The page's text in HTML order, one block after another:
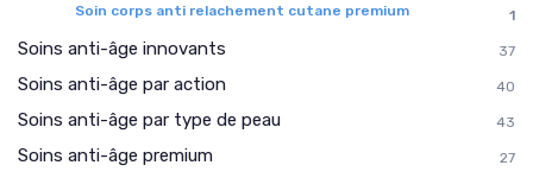
Soin corps anti relachement cutane premium
1
Soins anti-âge innovants 37
Soins anti-âge par action 40
Soins anti-âge par type de peau 43
Soins anti-âge premium 27